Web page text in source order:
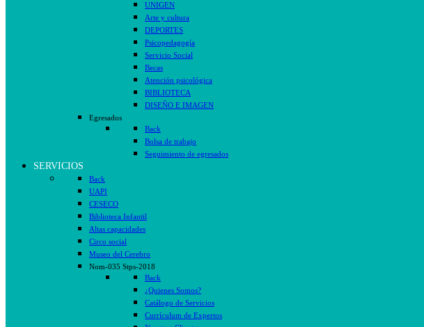
UNIGEN
Arte y cultura
DEPORTES
Psicopedagogía
Servicio Social
Becas
Atención psicológica
BIBLIOTECA
DISEÑO E IMAGEN
Egresados
Back
Bolsa de trabajo
Seguimiento de egresados
SERVICIOS
Back
UAPI
CESECO
Biblioteca Infantil
Altas capacidades
Circo social
Museo del Cerebro
Nom-035 Stps-2018
Back
¿Quienes Somos?
Catálogo de Servicios
Currículum de Expertos